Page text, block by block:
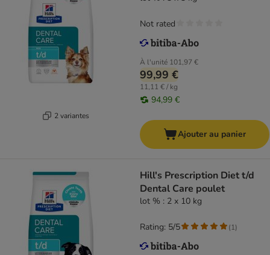
2 variantes
À l'unité 101,97 €
99,99 €
11,11 € / kg
94,99 €
Not rated
Ajouter au panier
Hill's Prescription Diet t/d
Dental Care poulet
lot % : 2 x 10 kg
Rating: 5/5 (1)